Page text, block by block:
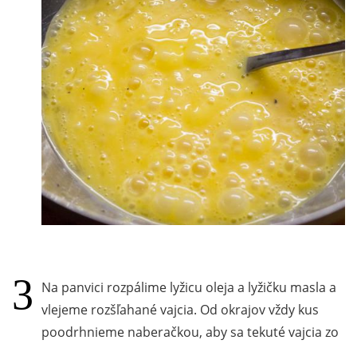
Na panvici rozpálime lyžicu oleja a lyžičku masla a
vlejeme rozšľahané vajcia. Od okrajov vždy kus
poodrhnieme naberačkou, aby sa tekuté vajcia zo